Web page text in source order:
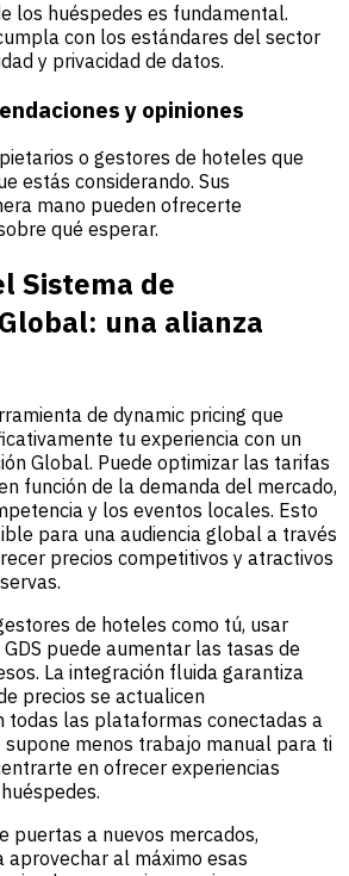
los huéspedes es fundamental.
con los estándares del sector
y privacidad de datos.
y opiniones
o gestores de hoteles que
estás considerando. Sus
mano pueden ofrecerte
qué esperar.
Sistema de
una alianza
de dynamic pricing que
tu experiencia con un
Global. Puede optimizar las tarifas
función de la demanda del mercado,
y los eventos locales. Esto
para una audiencia global a través
precios competitivos y atractivos
de hoteles como tú, usar
puede aumentar las tasas de
La integración fluida garantiza
precios se actualicen
todas las plataformas conectadas a
supone menos trabajo manual para ti
en ofrecer experiencias
puertas a nuevos mercados,
aprovechar al máximo esas